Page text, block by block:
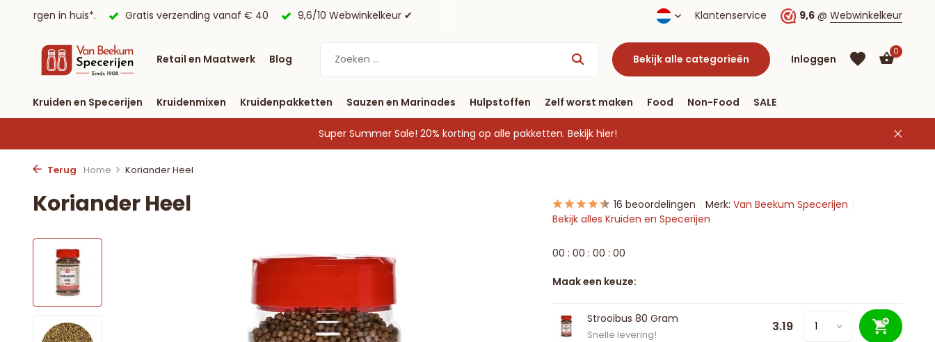
verzending vanaf € 40 9,6/10 Webwinkelkeur ✔ Klantenservice 9,6 @ Webwinkelkeur
Retail en Maatwerk Blog Bekijk alle categorieën Inloggen
Account
aanmaken
0
Kruiden en Specerijen Kruidenmixen Kruidenpakketten Sauzen en Marinades Hulpstoffen Zelf worst maken Food Non-Food SALE
Super Summer Sale! 20% korting op alle pakketten. Bekijk hier!
Terug Home Koriander Heel
Koriander Heel 16 beoordelingen Merk: Van Beekum Specerijen
Bekijk alles Kruiden en Specerijen
00 : 00 : 00 : 00
Maak een keuze:
Strooibus 80 Gram
Snelle levering! 3.19